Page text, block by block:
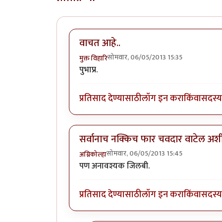
वाचत आहे..
मुक्त विहारिसोमवार, 06/05/2013 15:35
पुभाप्र.
प्रतिसाद देण्यासाठीलॉग इन कराकिंवासदस्य
सर्वानाच नक्किच फार चवदार वाटेल
अग्निकोल्हासोमवार, 06/05/2013 15:45
पण अनावश्यक जिलबी.
प्रतिसाद देण्यासाठीलॉग इन कराकिंवासदस्य